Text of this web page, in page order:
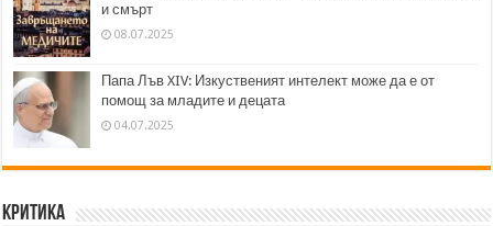
и смърт
08.07.2025
Папа Лъв XIV: Изкуственият интелект може да е от
помощ за младите и децата
04.07.2025
Критика